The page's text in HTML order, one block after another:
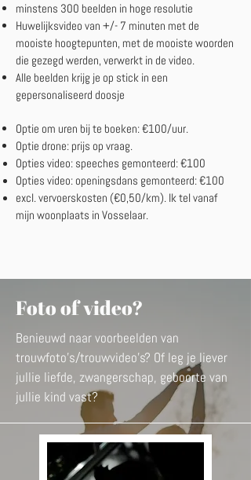
minstens 300 beelden in hoge resolutie
Huwelijksvideo van +/- 7 minuten met de
mooiste hoogtepunten, met de mooiste woorden
die gezegd werden, verwerkt in de video.
Alle beelden krijg je op stick in een
gepersonaliseerd doosje
Optie om uren bij te boeken: €100/uur.
Optie drone: prijs op vraag.
Opties video: speeches gemonteerd: €100
Opties video: openingsdans gemonteerd: €100
excl. vervoerskosten (€0,50/km). Ik tel vanaf
mijn woonplaats in Vosselaar.
Foto of video?
Benieuwd naar voorbeelden van
trouwfoto's/trouwvideo's? Of leg je liever
jullie liefde, zwangerschap, geboorte van
jullie kind vast?